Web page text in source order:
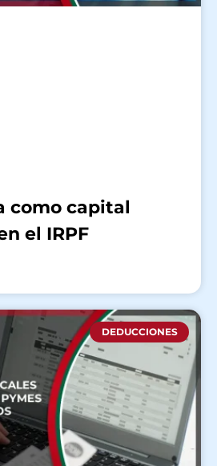
como capital
el IRPF
DEDUCCIONES